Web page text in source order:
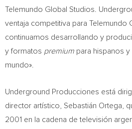
Telemundo Global Studios.
ventaja competitiva para Telemundo
continuamos desarrollando y
y formatos premium para hispanos
mundo».
Underground Producciones está
director artístico, Sebastián Ortega,
2001 en la cadena de televisión